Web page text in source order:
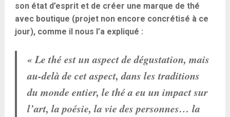
son état d’esprit et de créer une marque de thé
avec boutique (projet non encore concrétisé à ce
jour), comme il nous l’a expliqué :
« Le thé est un aspect de dégustation, mais
au-delà de cet aspect, dans les traditions
du monde entier, le thé a eu un impact sur
l’art, la poésie, la vie des personnes… la